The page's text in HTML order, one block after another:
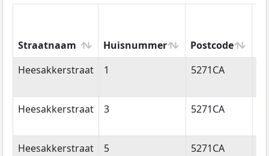
Straatnaam Huisnummer Postcode
Straatnaam
Huisnummer Postcode
Heesakkerstraat 1 5271CA
Heesakkerstraat
3 5271CA
Heesakkerstraat
5 5271CA